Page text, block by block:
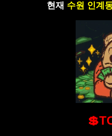
현재 수원 인계